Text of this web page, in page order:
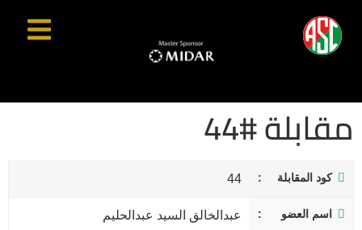
مقابلة #44
كود المقابلة 44
اسم العضو عبدالخالق السيد عبدالحليم